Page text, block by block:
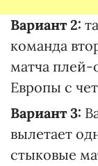
Вариант 2:
команда
матча плей-
Европы с
Вариант 3:
вылетает
стыковые